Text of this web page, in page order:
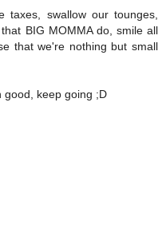
swallow our tounges,
BIG MOMMA do, smile all
that we're nothing but small
good, keep going ;D